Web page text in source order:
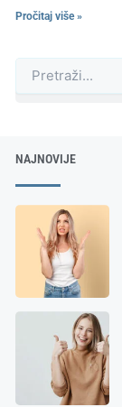
Pročitaj više »
NAJNOVIJE